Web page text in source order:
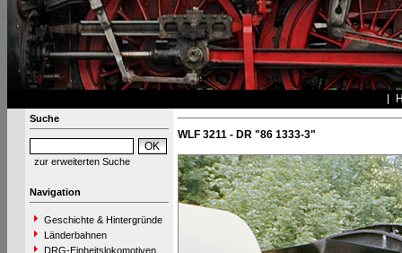
Suche
zur erweiterten Suche
Navigation
Geschichte & Hintergründe
Länderbahnen
DRG-Einheitslokomotiven
WLF 3211 - DR "86 1333-3"